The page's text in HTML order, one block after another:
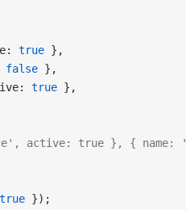
true },
false },
true },
active: true }, {
true });